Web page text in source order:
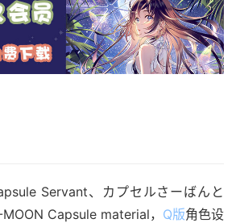
Servant、カプセルさーばんと
Capsule material， Q版角色设